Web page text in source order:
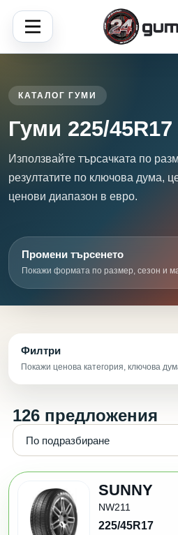
КАТАЛОГ ГУМИ
Гуми 225/45R17
Използвайте търсачката по
резултатите по ключова дума,
ценови диапазон в евро.
Промени търсенето
Покажи формата по размер, сезон и
Филтри
Покажи ценова категория, ключова
126 предложения
SUNNY
NW211
225/45R17